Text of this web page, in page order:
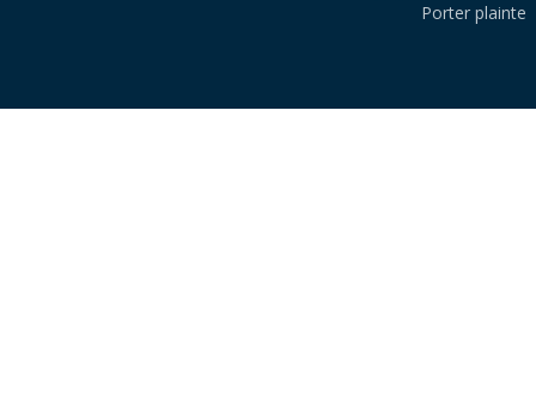
Porter plainte